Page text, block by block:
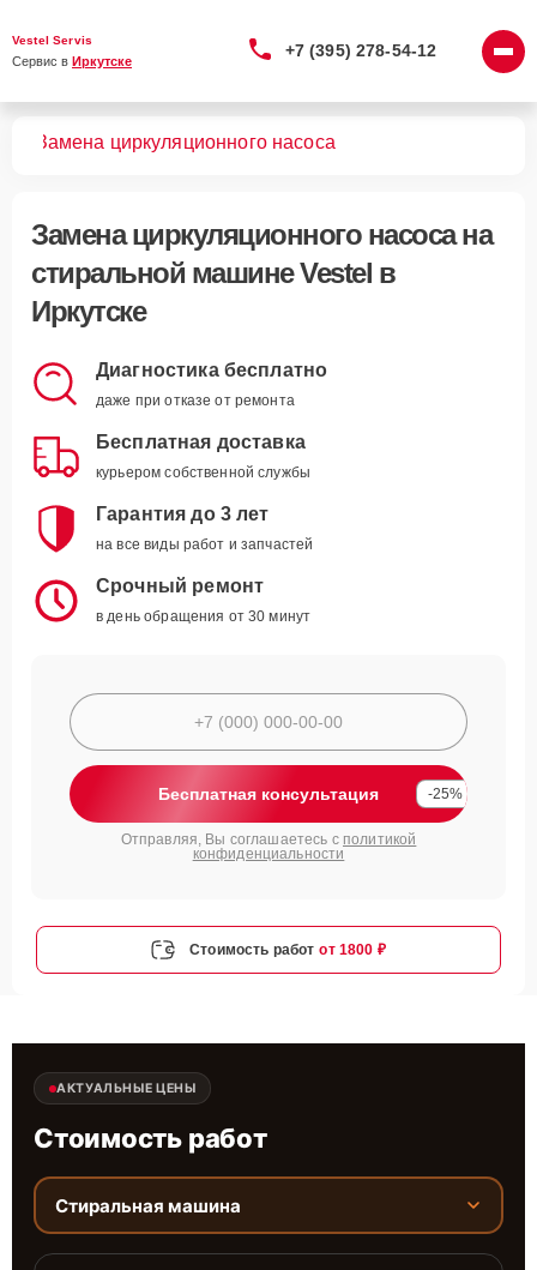
Vestel Servis
Сервис в Иркутске
+7 (395) 278-54-12
Замена циркуляционного насоса
Замена циркуляционного насосана
стиральной машине Vestel в
Иркутске
Диагностика бесплатно
даже при отказе от ремонта
Бесплатная доставка
курьером собственной службы
Гарантия до 3 лет
на все виды работ и запчастей
Срочный ремонт
в день обращения от 30 минут
Бесплатная консультация -25%
Отправляя, Вы соглашаетесь с политикой
конфиденциальности
Стоимость работ от 1800 ₽
АКТУАЛЬНЫЕ ЦЕНЫ
Стоимость работ
Стиральная машина